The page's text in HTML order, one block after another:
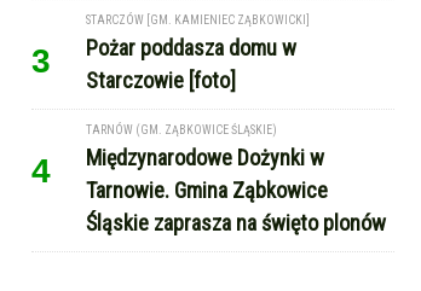
3
STARCZÓW [GM. KAMIENIEC ZĄBKOWICKI]
Pożar poddasza domu w
Starczowie [foto]
4
TARNÓW (GM. ZĄBKOWICE ŚLĄSKIE)
Międzynarodowe Dożynki w
Tarnowie. Gmina Ząbkowice
Śląskie zaprasza na święto plonów